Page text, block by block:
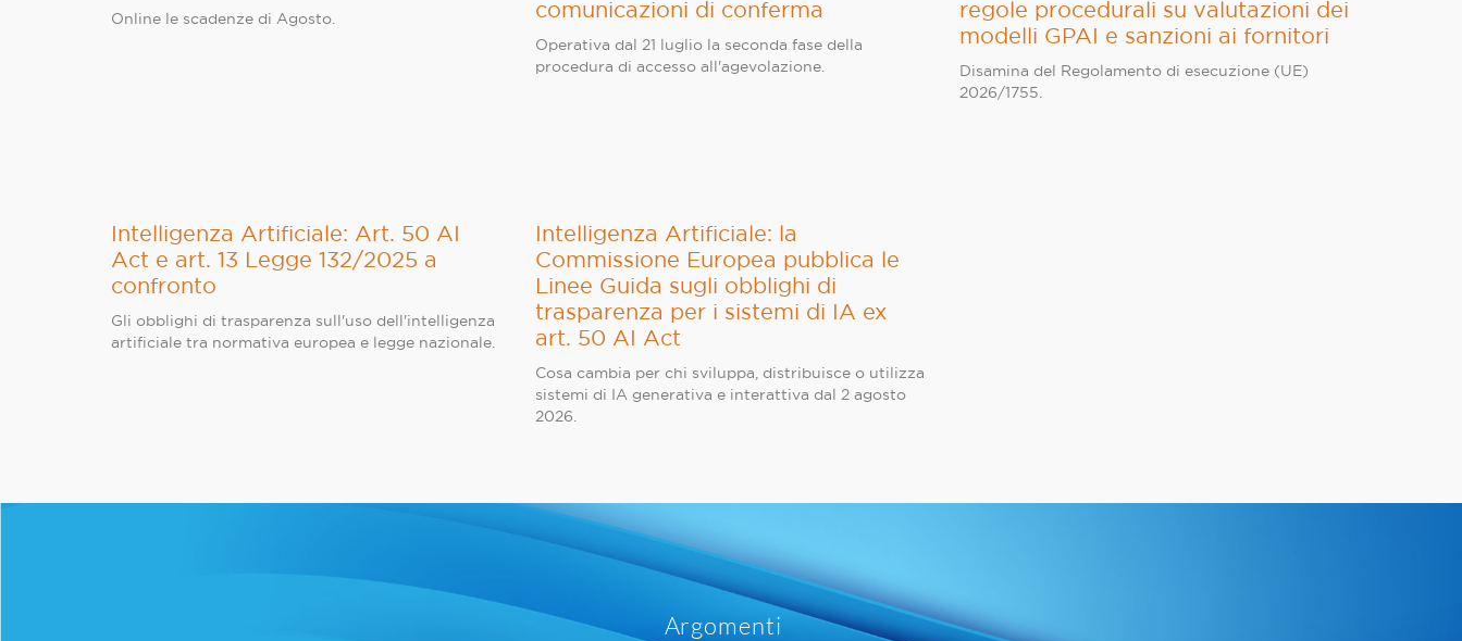
Online le scadenze di Agosto.
comunicazioni di conferma
Operativa dal 21 luglio la seconda fase della
procedura di accesso all'agevolazione.
regole procedurali su valutazioni dei
modelli GPAI e sanzioni ai fornitori
Disamina del Regolamento di esecuzione (UE)
2026/1755.
Intelligenza Artificiale: Art. 50 AI
Act e art. 13 Legge 132/2025 a
confronto
Gli obblighi di trasparenza sull'uso dell'intelligenza
artificiale tra normativa europea e legge nazionale.
Intelligenza Artificiale: la
Commissione Europea pubblica le
Linee Guida sugli obblighi di
trasparenza per i sistemi di IA ex
art. 50 AI Act
Cosa cambia per chi sviluppa, distribuisce o utilizza
sistemi di IA generativa e interattiva dal 2 agosto
2026.
Argomenti